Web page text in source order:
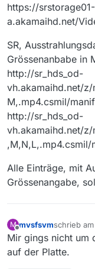
https://srstorage01-
a.akamaihd.net/
SR,
Grössenanbabe in
http://sr_hds_od-
vh.akamaihd.net/z/
M,.mp4.csmil/
http://sr_hds_od-
vh.akamaihd.net/z/
,M,N,L,.mp4.csmil/
Alle Einträge, mit
Grössenangabe,
M
Offline
mvsfsvmschrieb am
zuletzt
Mir gings nicht um
auf der Platte.